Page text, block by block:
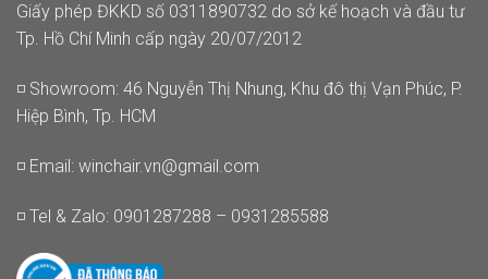
Giấy phép ĐKKD số 0311890732 do sở kế hoạch và đầu tư
Tp. Hồ Chí Minh cấp ngày 20/07/2012
◽ Showroom: 46 Nguyễn Thị Nhung, Khu đô thị Vạn Phúc, P.
Hiệp Bình, Tp. HCM
◽ Email: winchair.vn@gmail.com
◽ Tel & Zalo: 0901287288 – 0931285588